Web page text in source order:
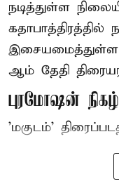
நடித்துள்ள
கதாபாத்திரத்தில்
இசையமைத்துள்ள
ஆம் தேதி
புரமோஷன்
'மகுடம்'